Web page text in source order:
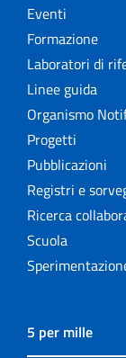
Eventi
Formazione
Laboratori di
Linee guida
Organismo
Progetti
Pubblicazioni
Registri e
Ricerca
Scuola
5 per mille